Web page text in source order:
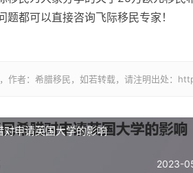
题都可以直接咨询飞际移民专家！
作者：希腊移民，如若转载，请注明出处
对申请英国大学的影响
2023-